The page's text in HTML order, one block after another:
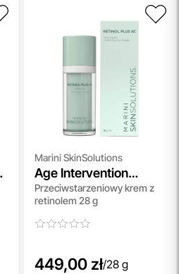
Marini SkinSolutions
Age Intervention
Retinol Plus XC
Przeciwstarzeniowy krem z
retinolem 28 g
449,00 zł/28 g